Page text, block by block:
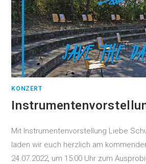
KONZERT
Mit Instrumentenvorstellung Liebe
laden wir euch herzlich am
24.07.2022, um 15:00 Uhr zum